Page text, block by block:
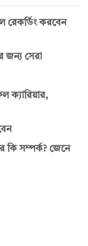
রেকর্ডিং করবেন
জন্য সেরা
ক্যারিয়ার,
কি সম্পর্ক? জেনে